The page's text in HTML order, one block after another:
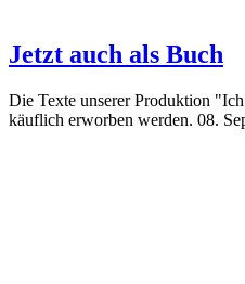
Jetzt auch als Buch
Die Texte unserer Produktion
käuflich erworben werden. 08.